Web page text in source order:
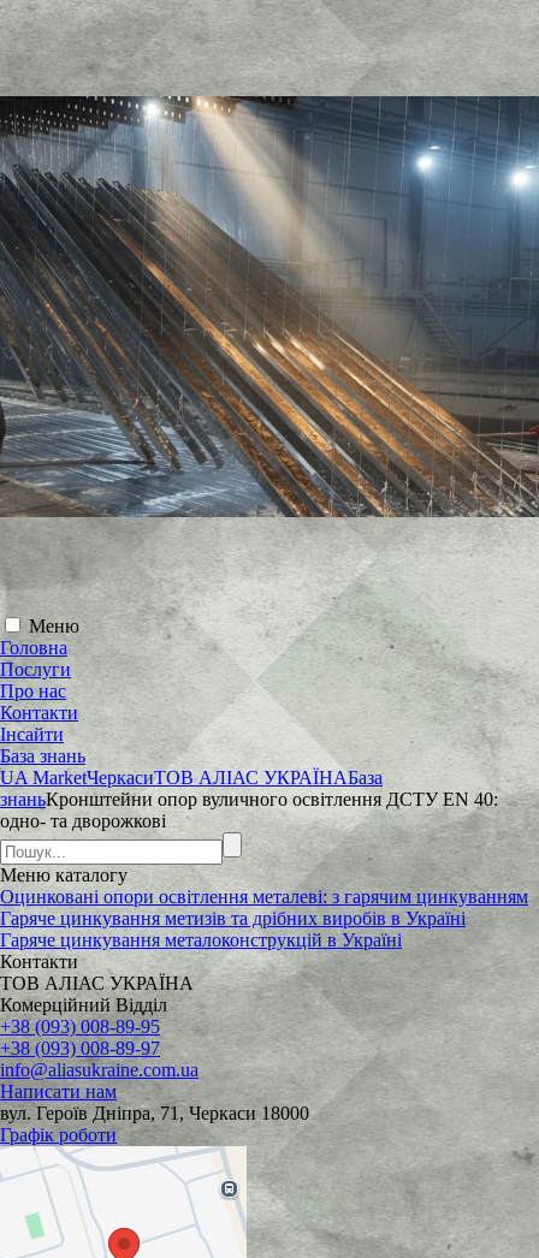
Меню
Головна
Послуги
Про нас
Контакти
Інсайти
База знань
UA MarketЧеркасиТОВ АЛІАС УКРАЇНАБаза
знаньКронштейни опор вуличного освітлення ДСТУ EN 40:
одно- та дворожкові
Менюкаталогу
Оцинковані опори освітлення металеві: з гарячим цинкуванням
Гаряче цинкування метизів та дрібних виробів в Україні
Гаряче цинкування металоконструкцій в Україні
Контакти
ТОВ АЛІАС УКРАЇНА
Комерційний Відділ
+38 (093) 008-89-95
+38 (093) 008-89-97
info@aliasukraine.com.ua
Написати нам
вул. Героїв Дніпра, 71, Черкаси 18000
Графік роботи